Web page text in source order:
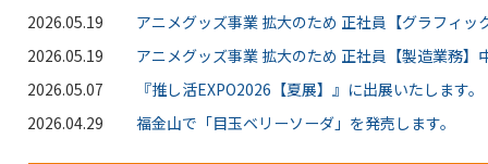
2026.05.19
アニメグッズ事業 拡大のため 正社員【グラフィッ
2026.05.19
アニメグッズ事業 拡大のため 正社員【製造業務】
2026.05.07
『推し活EXPO2026【夏展】』に出展いたします。
2026.04.29
福金山で「目玉ベリーソーダ」を発売します。